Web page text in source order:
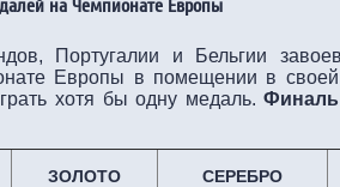
на Чемпионате Европы
Португалии и Бельгии
Европы в помещении в
хотя бы одну медаль.
ЗОЛОТО СЕРЕБРО